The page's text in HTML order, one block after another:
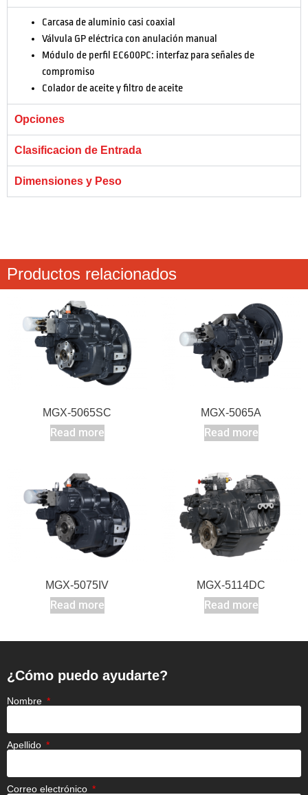
Carcasa de aluminio casi coaxial
Válvula GP eléctrica con anulación manual
Módulo de perfil EC600PC: interfaz para señales de
compromiso
Colador de aceite y filtro de aceite
Opciones
Clasificacion de Entrada
Dimensiones y Peso
Productos relacionados
MGX-5065SC
Read more
MGX-5065A
Read more
MGX-5075IV
Read more
MGX-5114DC
Read more
¿Cómo puedo ayudarte?
Nombre
Apellido
Correo electrónico